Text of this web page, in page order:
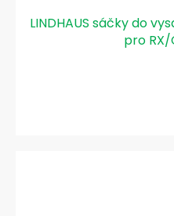
LINDHAUS sáčky do
pro RX/